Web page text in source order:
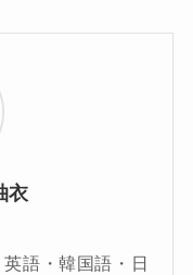
衣
語・韓国語・日